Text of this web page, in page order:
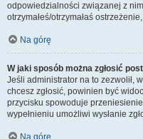
odpowiedzialności związanej z
otrzymałeś/otrzymałaś
Na górę
W jaki sposób można zgłosić
Jeśli administrator na to zezwolił,
chcesz zgłosić, powinien być
przycisku spowoduje
wypełnieniu umożliwi wysłanie
Na górę